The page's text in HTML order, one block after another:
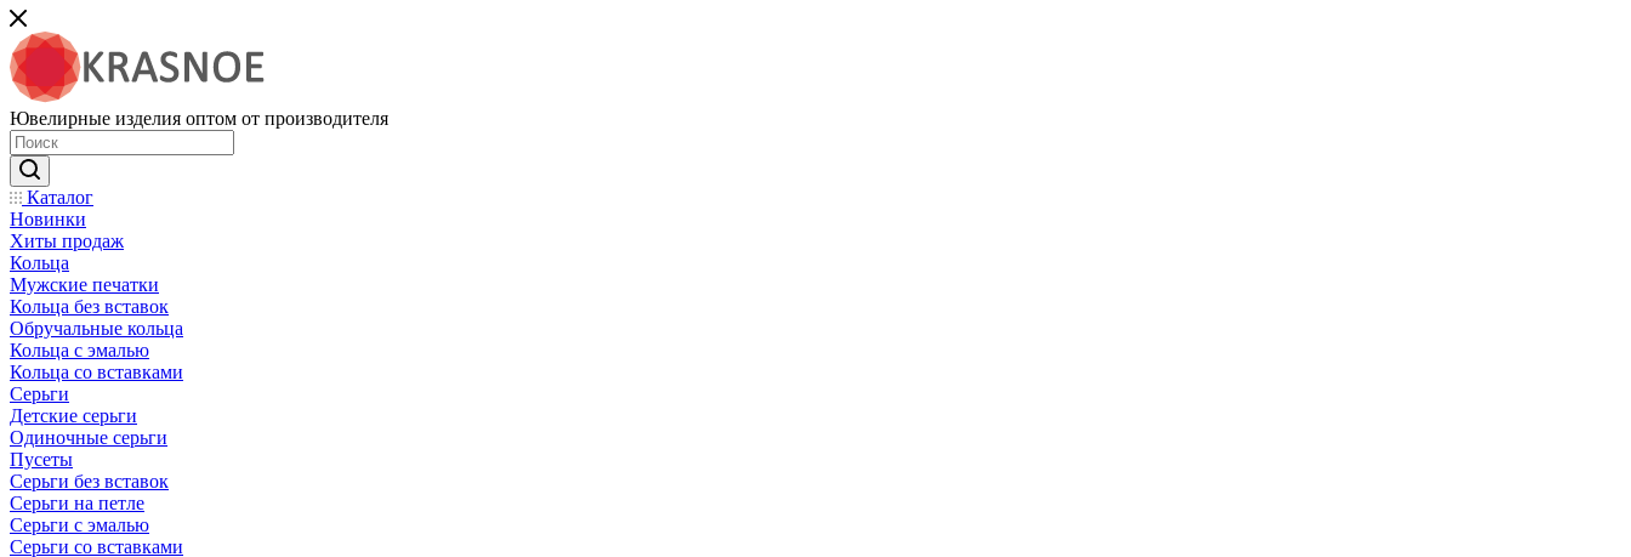
Ювелирные изделия оптом от производителя
Каталог
Новинки
Хиты продаж
Кольца
Мужские печатки
Кольца без вставок
Обручальные кольца
Кольца с эмалью
Кольца со вставками
Серьги
Детские серьги
Одиночные серьги
Пусеты
Серьги без вставок
Серьги на петле
Серьги с эмалью
Серьги со вставками